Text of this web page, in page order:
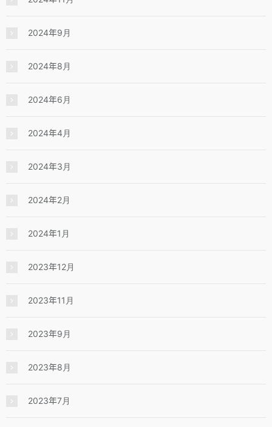
2024年9月
2024年8月
2024年6月
2024年4月
2024年3月
2024年2月
2024年1月
2023年12月
2023年11月
2023年9月
2023年8月
2023年7月